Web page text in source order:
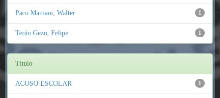
1
Paco Mamani, Walter
1
Terán Gezn, Felipe
Título
1
ACOSO ESCOLAR